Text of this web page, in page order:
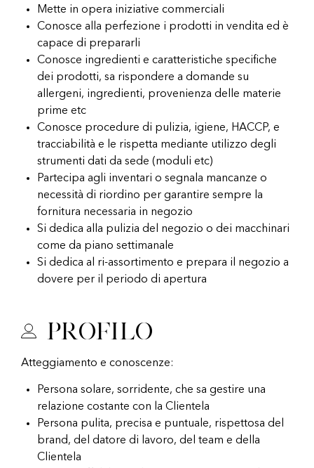
Mette in opera iniziative commerciali
Conosce alla perfezione i prodotti in vendita ed è
capace di prepararli
Conosce ingredienti e caratteristiche specifiche
dei prodotti, sa rispondere a domande su
allergeni, ingredienti, provenienza delle materie
prime etc
Conosce procedure di pulizia, igiene, HACCP, e
tracciabilità e le rispetta mediante utilizzo degli
strumenti dati da sede (moduli etc)
Partecipa agli inventari o segnala mancanze o
necessità di riordino per garantire sempre la
fornitura necessaria in negozio
Si dedica alla pulizia del negozio o dei macchinari
come da piano settimanale
Si dedica al ri-assortimento e prepara il negozio a
dovere per il periodo di apertura
Profilo
Atteggiamento e conoscenze:
Persona solare, sorridente, che sa gestire una
relazione costante con la Clientela
Persona pulita, precisa e puntuale, rispettosa del
brand, del datore di lavoro, del team e della
Clientela